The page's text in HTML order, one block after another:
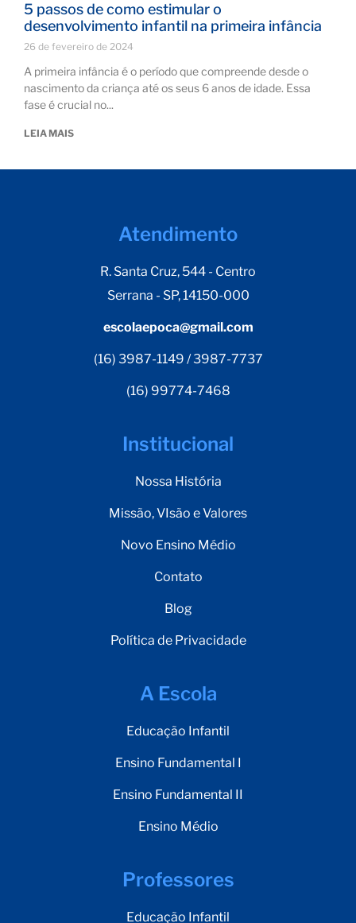
5 passos de como estimular o
desenvolvimento infantil na primeira infância
26 de fevereiro de 2024
A primeira infância é o período que compreende desde o
nascimento da criança até os seus 6 anos de idade. Essa
fase é crucial no
LEIA MAIS
Atendimento
R. Santa Cruz, 544 - Centro
Serrana - SP, 14150-000
escolaepoca@gmail.com
(16) 3987-1149 / 3987-7737
(16) 99774-7468
Institucional
Nossa História
Missão, VIsão e Valores
Novo Ensino Médio
Contato
Blog
Política de Privacidade
A Escola
Educação Infantil
Ensino Fundamental I
Ensino Fundamental II
Ensino Médio
Professores
Educação Infantil